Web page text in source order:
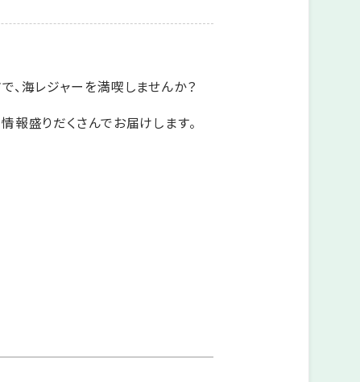
、海レジャーを満喫しませんか？
盛りだくさんでお届けします。